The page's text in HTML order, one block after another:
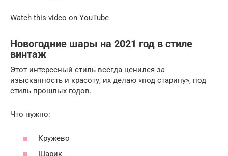
Watch this video on YouTube
Новогодние шары на 2021 год в стиле
винтаж
Этот интересный стиль всегда ценился за
изысканность и красоту, их делаю «под старину», под
стиль прошлых годов.
Что нужно:
Кружево
Шарик